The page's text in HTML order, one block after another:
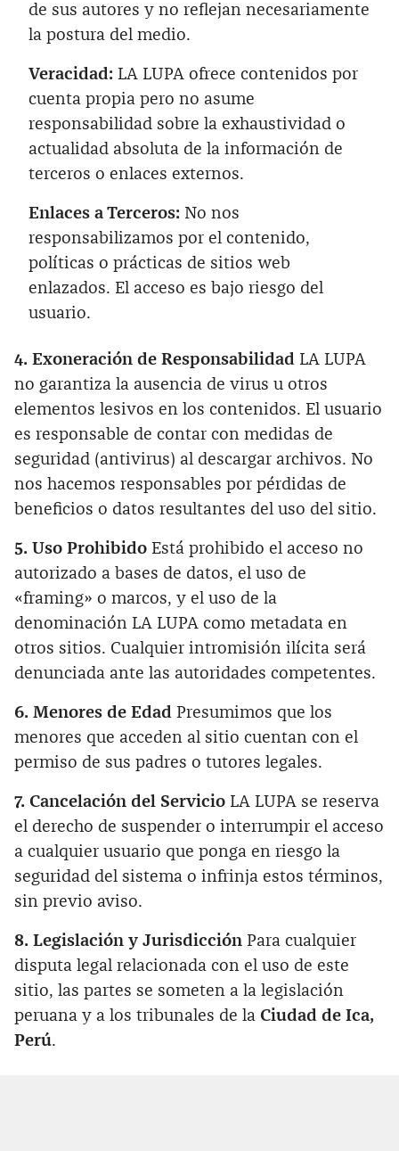
de sus autores y no reflejan necesariamente
la postura del medio.
Veracidad: LA LUPA ofrece contenidos por
cuenta propia pero no asume
responsabilidad sobre la exhaustividad o
actualidad absoluta de la información de
terceros o enlaces externos.
Enlaces a Terceros: No nos
responsabilizamos por el contenido,
políticas o prácticas de sitios web
enlazados. El acceso es bajo riesgo del
usuario.
4. Exoneración de Responsabilidad LA LUPA
no garantiza la ausencia de virus u otros
elementos lesivos en los contenidos. El usuario
es responsable de contar con medidas de
seguridad (antivirus) al descargar archivos. No
nos hacemos responsables por pérdidas de
beneficios o datos resultantes del uso del sitio.
5. Uso Prohibido Está prohibido el acceso no
autorizado a bases de datos, el uso de
«framing» o marcos, y el uso de la
denominación LA LUPA como metadata en
otros sitios. Cualquier intromisión ilícita será
denunciada ante las autoridades competentes.
6. Menores de Edad Presumimos que los
menores que acceden al sitio cuentan con el
permiso de sus padres o tutores legales.
7. Cancelación del Servicio LA LUPA se reserva
el derecho de suspender o interrumpir el acceso
a cualquier usuario que ponga en riesgo la
seguridad del sistema o infrinja estos términos,
sin previo aviso.
8. Legislación y Jurisdicción Para cualquier
disputa legal relacionada con el uso de este
sitio, las partes se someten a la legislación
peruana y a los tribunales de la Ciudad de Ica,
Perú.